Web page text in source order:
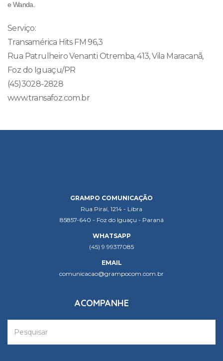
e Wanda.
Serviço:
Transamérica Hits FM 96,3
Rua Patrulheiro Venanti Otremba, 413, Vila Maracanã,
Foz do Iguaçu/PR
(45)3028-2828
www.transafoz.com.br
GRAMPO COMUNICAÇÃO
Rua Piraí, 1214 - Libra
85857-640 - Foz do Iguaçu - Paraná
WHATSAPP
(45) 9 99317085
EMAIL
comunicacao@grampocom.com.br
ACOMPANHE